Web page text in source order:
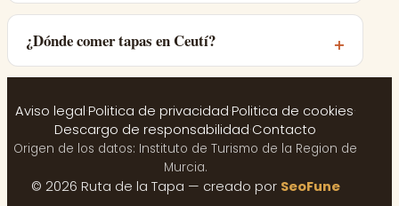
¿Dónde comer tapas en Ceutí?
Aviso legal·Politica de privacidad·Politica de cookies·
Descargo de responsabilidad·Contacto
Origen de los datos: Instituto de Turismo de la Region de
Murcia.
© 2026 Ruta de la Tapa — creado por SeoFune